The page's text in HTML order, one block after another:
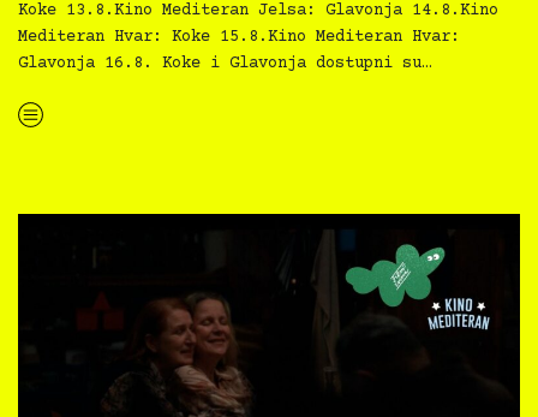
Koke 13.8.Kino Mediteran Jelsa: Glavonja 14.8.Kino
Mediteran Hvar: Koke 15.8.Kino Mediteran Hvar:
Glavonja 16.8. Koke i Glavonja dostupni su…
“Kino Mediteran i Film svima nastavljaju inkluzivnu turneju na Hvaru”